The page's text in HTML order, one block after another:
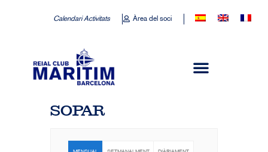
Calendari Activitats Àrea del soci
SOPAR